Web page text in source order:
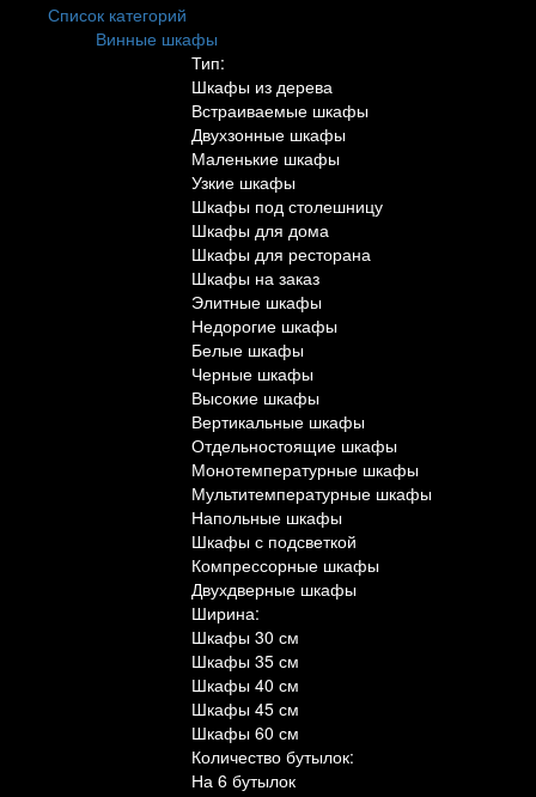
Список категорий
Винные шкафы
Тип:
Шкафы из дерева
Встраиваемые шкафы
Двухзонные шкафы
Маленькие шкафы
Узкие шкафы
Шкафы под столешницу
Шкафы для дома
Шкафы для ресторана
Шкафы на заказ
Элитные шкафы
Недорогие шкафы
Белые шкафы
Черные шкафы
Высокие шкафы
Вертикальные шкафы
Отдельностоящие шкафы
Монотемпературные шкафы
Мультитемпературные шкафы
Напольные шкафы
Шкафы с подсветкой
Компрессорные шкафы
Двухдверные шкафы
Ширина:
Шкафы 30 см
Шкафы 35 см
Шкафы 40 см
Шкафы 45 см
Шкафы 60 см
Количество бутылок:
На 6 бутылок